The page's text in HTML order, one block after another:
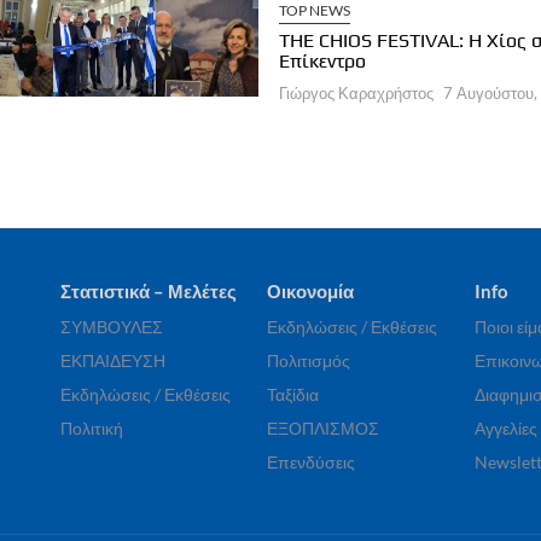
ΞΕΝΟΔΟΧΕΙΑ
Brown Corinthia: Αποδράσεις &
Καραχρήστος 7 Αυγούστου, 2026
TOP NEWS
THE CHIOS FESTIVAL: Η Χίος
Επίκεντρο
Γιώργος Καραχρήστος 7
Στατιστικά – Μελέτες
ΣΥΜΒΟΥΛΕΣ
ΕΚΠΑΙΔΕΥΣΗ
Εκδηλώσεις / Εκθέσεις
Πολιτική
Οικονομία
Εκδηλώσεις / Εκθέσεις
Πολιτισμός
Ταξίδια
ΕΞΟΠΛΙΣΜΟΣ
Επενδύσεις
Info
Ποιοι
Αγγελίες